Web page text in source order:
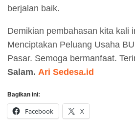
berjalan baik.
Demikian pembahasan kita kali
Menciptakan Peluang Usaha
Pasar. Semoga bermanfaat.
Salam. Ari Sedesa.id
Bagikan ini:
Facebook X